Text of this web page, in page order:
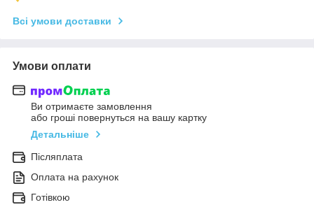
Всі умови доставки
Умови оплати
Ви отримаєте замовлення
або гроші повернуться на вашу картку
Детальніше
Післяплата
Оплата на рахунок
Готівкою